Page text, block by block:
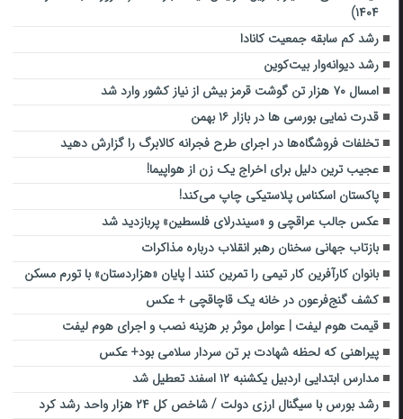
۱۴۰۴)
رشد کم سابقه جمعیت کانادا
رشد دیوانه‌وار بیت‌کوین
امسال ۷۰ هزار تن گوشت قرمز بیش از نیاز کشور وارد شد
قدرت نمایی بورسی ها در بازار ۱۶ بهمن
تخلفات فروشگاه‌ها در اجرای طرح فجرانه کالابرگ را گزارش دهید
عجیب ترین دلیل برای اخراج یک زن از هواپیما!
پاکستان اسکناس پلاستیکی چاپ می‌کند!
عکس جالب عراقچی و «سیندرلای فلسطین» پربازدید شد
بازتاب جهانی سخنان رهبر انقلاب درباره مذاکرات
بانوان کارآفرین کار تیمی را تمرین کنند | پایان «هزاردستان» با تورم مسکن
کشف گنج‌فرعون در خانه یک قاچاقچی + عکس
قیمت هوم لیفت | عوامل موثر بر هزینه نصب و اجرای هوم لیفت
پیراهنی که لحظه شهادت بر تن سردار سلامی بود+ عکس
مدارس ابتدایی اردبیل یکشنبه ۱۲ اسفند تعطیل شد
رشد بورس با سیگنال ارزی دولت / شاخص کل ۲۴ هزار واحد رشد کرد